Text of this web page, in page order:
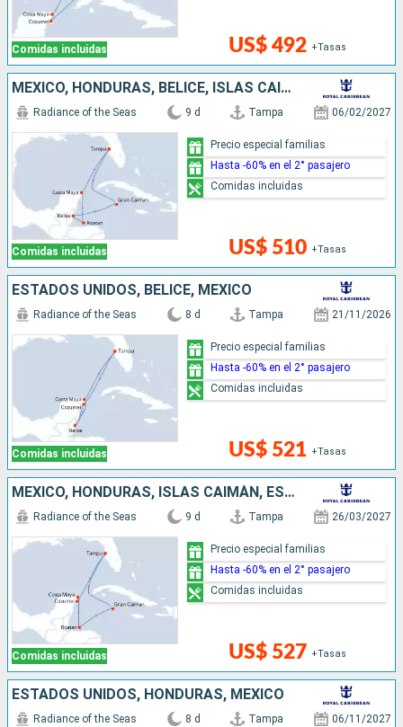
Comidas incluidas US$ 492 +Tasas
MÉXICO, HONDURAS, BELICE, ISLAS CAIMÁN, ESTADOS UNIDOS
Comidas incluidas
Radiance of the Seas 9 d Tampa 06/02/2027
US$ 510 +Tasas
Precio especial familias
Hasta -60% en el 2° pasajero
Comidas incluidas
ESTADOS UNIDOS, BELICE, MÉXICO
Comidas incluidas
Radiance of the Seas 8 d Tampa 21/11/2026
US$ 521 +Tasas
Precio especial familias
Hasta -60% en el 2° pasajero
Comidas incluidas
MÉXICO, HONDURAS, ISLAS CAIMÁN, ESTADOS UNIDOS
Comidas incluidas
Radiance of the Seas 9 d Tampa 26/03/2027
US$ 527 +Tasas
Precio especial familias
Hasta -60% en el 2° pasajero
Comidas incluidas
ESTADOS UNIDOS, HONDURAS, MÉXICO
Radiance of the Seas 8 d Tampa 06/11/2027